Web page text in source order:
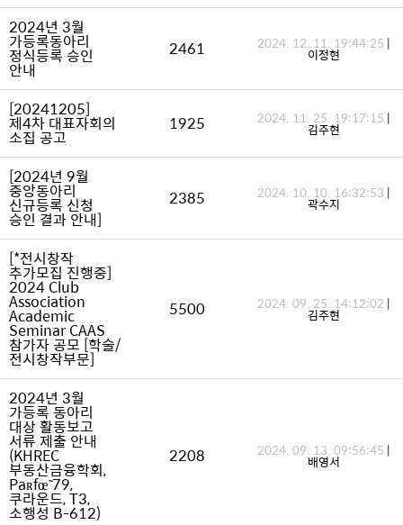
2024년 3월
가등록동아리
정식등록 승인
안내
2461 2024. 12. 11. 19:44:25 |
이정현
[20241205]
제4차 대표자회의
소집 공고
1925 2024. 11. 25. 19:17:15 |
김주현
[2024년 9월
중앙동아리
신규등록 신청
승인 결과 안내]
2385 2024. 10. 10. 16:32:53 |
곽수지
[*전시창작
추가모집 진행중]
2024 Club
Association
Academic
Seminar CAAS
참가자 공모 [학술/
전시창작부문]
5500 2024. 09. 25. 14:12:02 |
김주현
2024년 3월
가등록 동아리
대상 활동보고
서류 제출 안내
(KHREC
부동산금융학회,
Paʀfœ̃ 79,
쿠라운드, T3,
소행성 B-612)
2208 2024. 09. 13. 09:56:45 |
배영서